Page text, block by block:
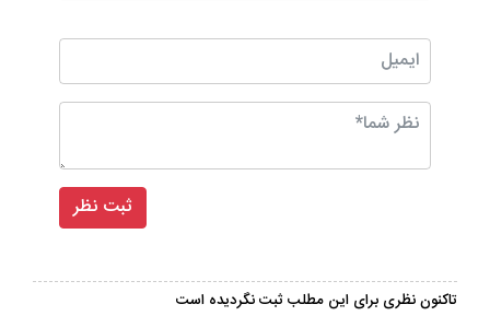
تاکنون نظری برای این مطلب ثبت نگردیده است